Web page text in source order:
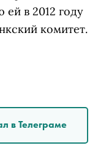
ей в 2012 году
комитет.
в Телеграме